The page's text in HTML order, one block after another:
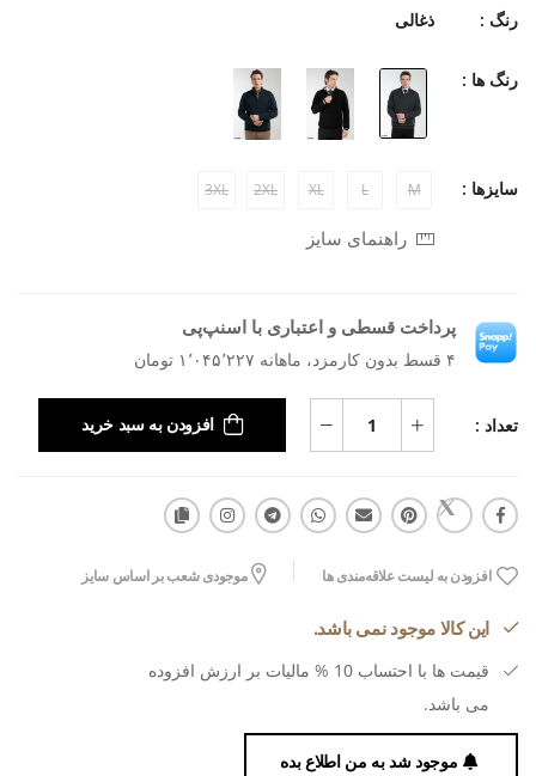
رنگ : ذغالی
رنگ ها :
سایزها : M
L
XL
2XL
3XL
راهنمای سایز
پرداخت قسطی و اعتباری با اسنپ‌پی
۴ قسط بدون کارمزد، ماهانه ۱٬۰۴۵٬۲۲۷ تومان
تعداد : افزودن به سبد خرید
افزودن به لیست علاقه‌مندی ها موجودی شعب بر اساس سایز
این کالا موجود نمی باشد.
قیمت ها با احتساب 10 % مالیات بر ارزش افزوده
می باشد.
موجود شد به من اطلاع بده